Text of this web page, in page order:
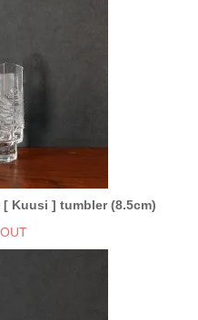
Kuusi ] tumbler (8.5cm)